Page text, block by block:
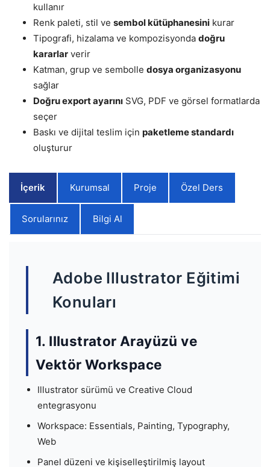
kullanır
Renk paleti, stil ve sembol kütüphanesini kurar
Tipografi, hizalama ve kompozisyonda doğru
kararlar verir
Katman, grup ve sembolle dosya organizasyonu
sağlar
Doğru export ayarını SVG, PDF ve görsel formatlarda
seçer
Baskı ve dijital teslim için paketleme standardı
oluşturur
İçerik Kurumsal Proje Özel Ders
Sorularınız Bilgi Al
Adobe Illustrator Eğitimi
Konuları
1. Illustrator Arayüzü ve
Vektör Workspace
Illustrator sürümü ve Creative Cloud
entegrasyonu
Workspace: Essentials, Painting, Typography,
Web
Panel düzeni ve kişiselleştirilmiş layout